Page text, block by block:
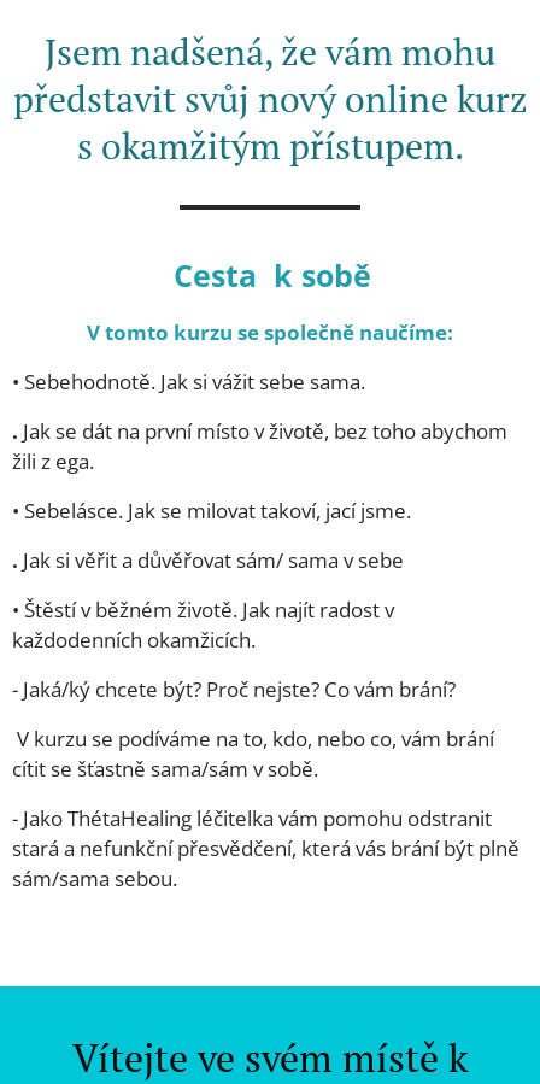
Jsem nadšená, že vám mohu
představit svůj nový online kurz
s okamžitým přístupem.
Cesta k sobě
V tomto kurzu se společně naučíme:
•⁠ ⁠Sebehodnotě. Jak si vážit sebe sama.
. Jak se dát na první místo v životě, bez toho abychom
žili z ega.
•⁠ ⁠Sebelásce. Jak se milovat takoví, jací jsme.
. Jak si věřit a důvěřovat sám/ sama v sebe
•⁠ ⁠Štěstí v běžném životě. Jak najít radost v
každodenních okamžicích.
- Jaká/ký chcete být? Proč nejste? Co vám brání?
V kurzu se podíváme na to, kdo, nebo co, vám brání
cítit se šťastně sama/sám v sobě.
- Jako ThétaHealing léčitelka vám pomohu odstranit
stará a nefunkční přesvědčení, která vás brání být plně
sám/sama sebou.
Vítejte ve svém místě k